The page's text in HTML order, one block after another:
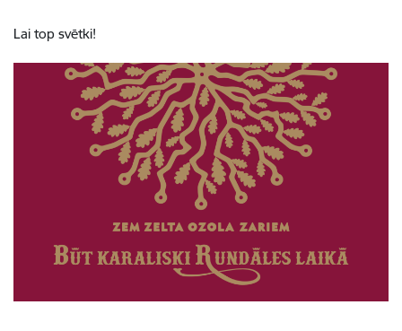
Lai top svētki!